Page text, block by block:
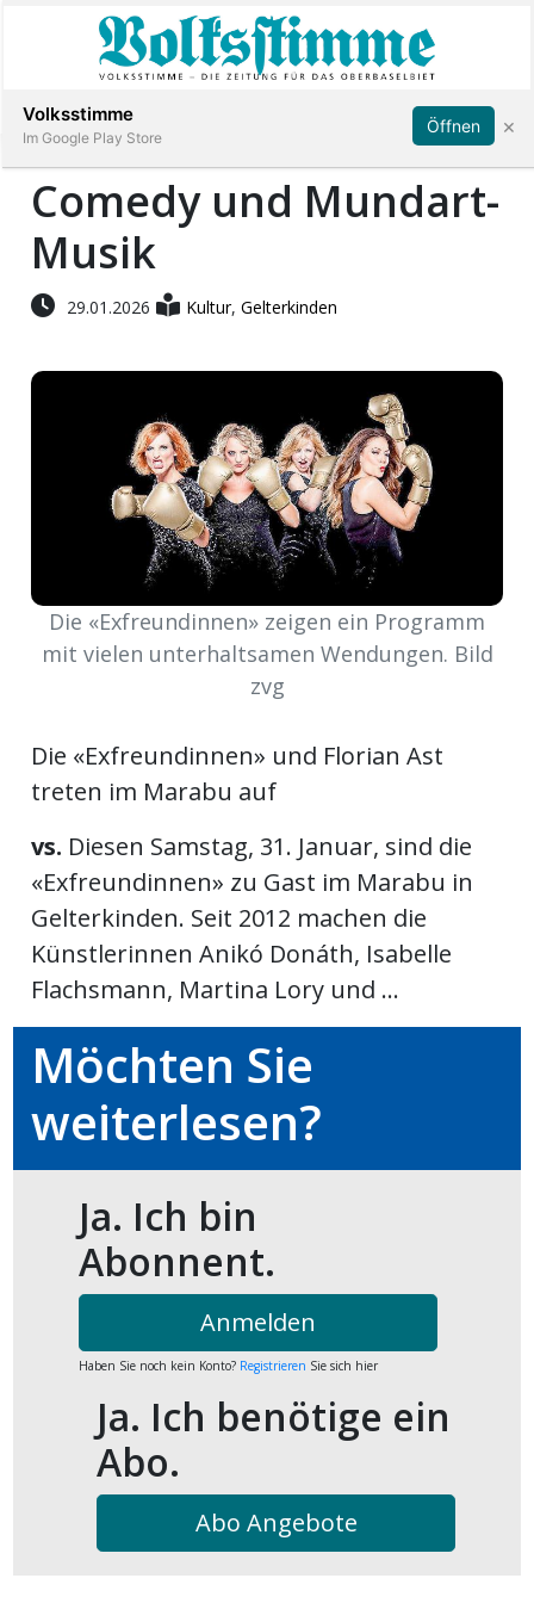
Immobilien
Veranstaltungen
Stellen
Abonnieren Anmelden
Comedy und Mundart-
Musik
29.01.2026 Kultur,Gelterkinden
Die «Exfreundinnen» zeigen ein Programm
mit vielen unterhaltsamen Wendungen. Bild
zvg
Die «Exfreundinnen» und Florian Ast
treten im Marabu auf
vs. Diesen Samstag, 31. Januar, sind die
«Exfreundinnen» zu Gast im Marabu in
Gelterkinden. Seit 2012 machen die
Künstlerinnen Anikó Donáth, Isabelle
Flachsmann, Martina Lory und ...
Möchten Sie
weiterlesen?
Ja. Ich bin
Abonnent.
Anmelden
Haben Sie noch kein Konto? Registrieren Sie sich hier
Ja. Ich benötige ein
Abo.
Abo Angebote
Volksstimme
Im Google Play Store
Öffnen ×